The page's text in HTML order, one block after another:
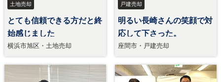
土地売却
とても信頼できる方だと終
始感じました
横浜市旭区・土地売却
戸建売却
明るい長崎さんの笑顔で対
応して下さった。
座間市・戸建売却